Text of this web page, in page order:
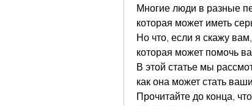
Многие люди в разные
которая может иметь
Но что, если я скажу
которая может помочь
В этой статье мы
как она может стать
Прочитайте до конца,